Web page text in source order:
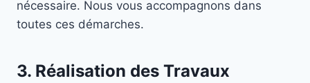
nécessaire. Nous vous accompagnons dans
toutes ces démarches.
3. Réalisation des Travaux